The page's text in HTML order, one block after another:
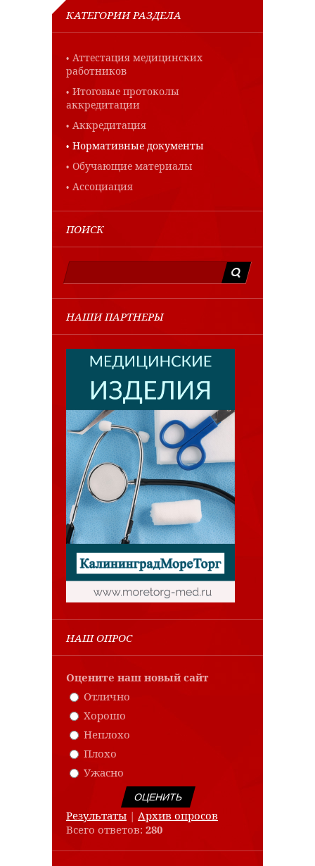
КАТЕГОРИИ РАЗДЕЛА
Аттестация медицинских
работников
Итоговые протоколы
аккредитации
Аккредитация
Нормативные документы
Обучающие материалы
Ассоциация
ПОИСК
НАШИ ПАРТНЕРЫ
НАШ ОПРОС
Оцените наш новый сайт
Отлично
Хорошо
Неплохо
Плохо
Ужасно
Результаты | Архив опросов
Всего ответов: 280